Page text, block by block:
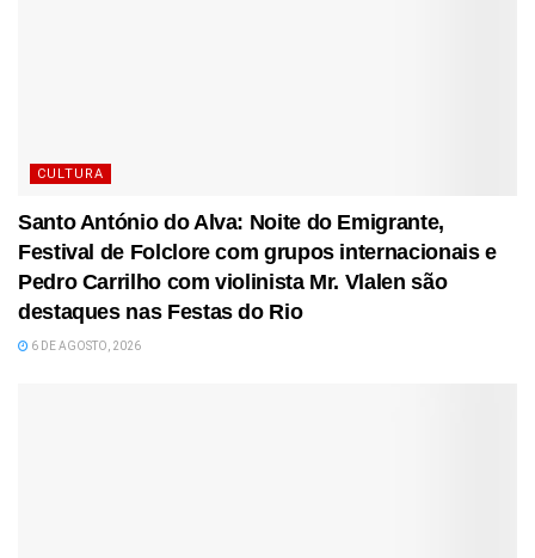
CULTURA
Santo António do Alva: Noite do Emigrante,
Festival de Folclore com grupos internacionais e
Pedro Carrilho com violinista Mr. Vlalen são
destaques nas Festas do Rio
6 DE AGOSTO, 2026